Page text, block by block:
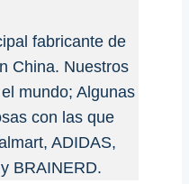
fabricante de
China. Nuestros
mundo; Algunas
con las que
ADIDAS,
BRAINERD.